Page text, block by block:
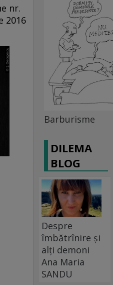
nr.
2016
Barburisme
DILEMA
BLOG
Despre
îmbătrînire și
alți demoni
Ana Maria
SANDU